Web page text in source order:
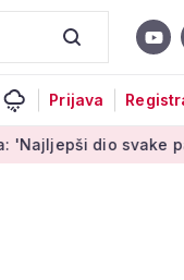
Prijava
svake partije na